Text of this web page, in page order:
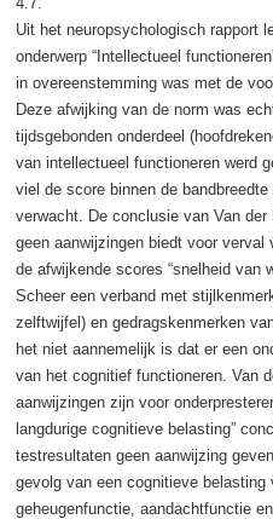
Uit het neuropsychologisch rapport
onderwerp “Intellectueel
in overeenstemming was met de
Deze afwijking van de norm was
tijdsgebonden onderdeel
van intellectueel functioneren werd
viel de score binnen de
verwacht. De conclusie van Van
geen aanwijzingen biedt voor
de afwijkende scores “snelheid van
Scheer een verband met
zelftwijfel) en gedragskenmerken
het niet aannemelijk is dat er een
van het cognitief functioneren. Van
aanwijzingen zijn voor
langdurige cognitieve belasting”
testresultaten geen aanwijzing
gevolg van een cognitieve belasting
geheugenfunctie, aandachtfunctie